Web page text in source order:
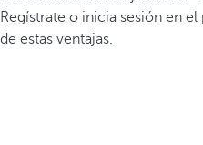
Regístrate o inicia sesión en
de estas ventajas.